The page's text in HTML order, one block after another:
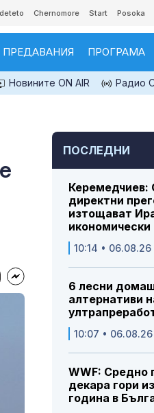
Chernomore Start Posoka
ПРЕДАВАНИЯ ПРОГРАМА
Новините ON AIR Радио
ПОСЛЕДНИ
Керемедчиев:
директни
изтощават
икономически
10:14 • 06.08.26
6 лесни
алтернативи
10:07 • 06.08.26
WWF: Средно
декара гори
година в